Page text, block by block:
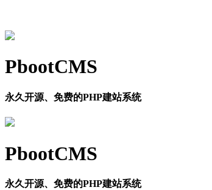
PbootCMS
永久开源、免费的PHP建站系统
PbootCMS
永久开源、免费的PHP建站系统